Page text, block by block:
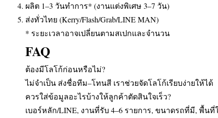
ผลิต 1–3 วันทำการ* (งานแต่งพิเศษ 3–7 วัน)
ส่งทั่วไทย (Kerry/Flash/Grab/LINE MAN)
* ระยะเวลาอาจเปลี่ยนตามสเปกและจำนวน
FAQ
ต้องมีโลโก้ก่อนหรือไม่?
ไม่จำเป็น ส่งชื่อทีม–โทนสี เราช่วยจัดโลโก้เรียบง่ายให้ได้
ควรใส่ข้อมูลอะไรบ้างให้ลูกค้าตัดสินใจเร็ว?
เบอร์หลัก/LINE, งานที่รับ 4–6 รายการ, ขนาดรถที่มี, พื้น